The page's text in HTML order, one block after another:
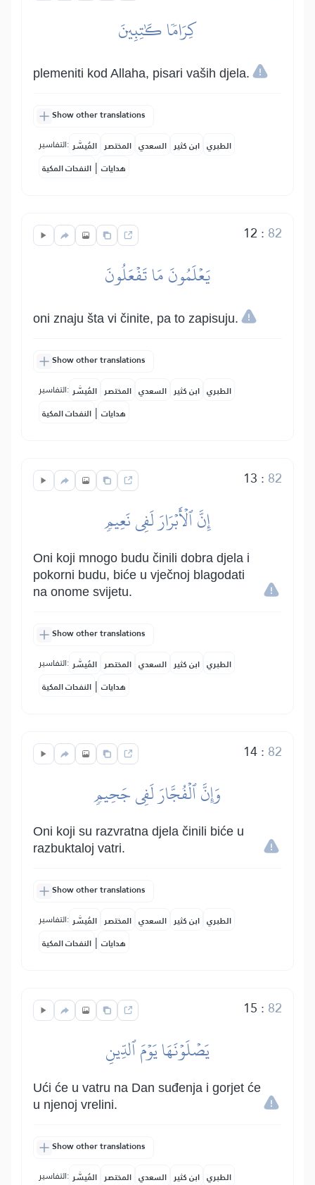
كِرَامٗا كَٰتِبِينَ
plemeniti kod Allaha, pisari vaših djela.
Show other translations
التفاسير: المُيسَّر المختصر السعدي ابن كثير الطبري
النفحات المكية | هدايات
12 : 82
يَعۡلَمُونَ مَا تَفۡعَلُونَ
oni znaju šta vi činite, pa to zapisuju.
Show other translations
التفاسير: المُيسَّر المختصر السعدي ابن كثير الطبري
النفحات المكية | هدايات
13 : 82
إِنَّ ٱلۡأَبۡرَارَ لَفِي نَعِيمٖ
Oni koji mnogo budu činili dobra djela i
pokorni budu, biće u vječnoj blagodati
na onome svijetu.
Show other translations
التفاسير: المُيسَّر المختصر السعدي ابن كثير الطبري
النفحات المكية | هدايات
14: 82
وَإِنَّ ٱلۡفُجَّارَ لَفِي جَحِيمٖ
Oni koji su razvratna djela činili biće u
razbuktaloj vatri.
Show other translations
التفاسير: المُيسَّر المختصر السعدي ابن كثير الطبري
النفحات المكية | هدايات
15 : 82
يَصۡلَوۡنَهَا يَوۡمَ ٱلدِّينِ
Ući će u vatru na Dan suđenja i gorjet će
u njenoj vrelini.
Show other translations
التفاسير: المُيسَّر المختصر السعدي ابن كثير الطبري